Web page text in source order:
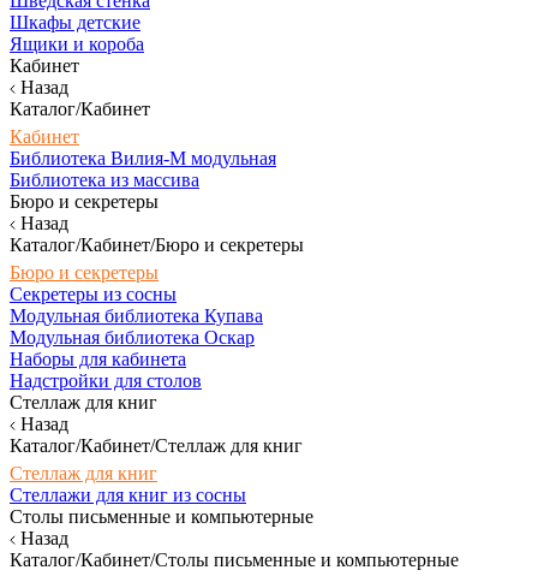
Шкафы детские
Ящики и короба
Кабинет
Назад
Каталог/Кабинет
Кабинет
Библиотека Вилия-М модульная
Библиотека из массива
Бюро и секретеры
Назад
Каталог/Кабинет/Бюро и секретеры
Бюро и секретеры
Секретеры из сосны
Модульная библиотека Купава
Модульная библиотека Оскар
Наборы для кабинета
Надстройки для столов
Стеллаж для книг
Назад
Каталог/Кабинет/Стеллаж для книг
Стеллаж для книг
Стеллажи для книг из сосны
Столы письменные и компьютерные
Назад
Каталог/Кабинет/Столы письменные и компьютерные